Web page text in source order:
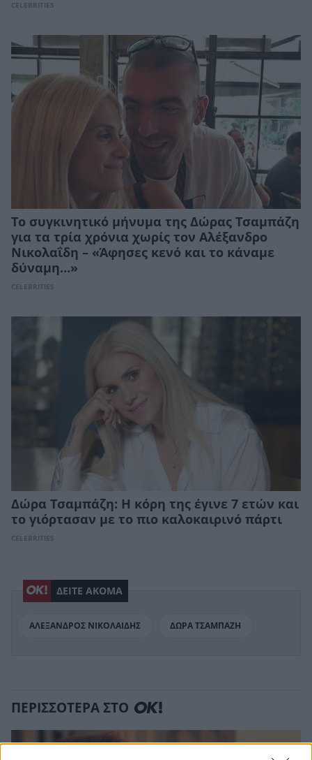
CELEBRITIES
Το συγκινητικό μήνυμα της Δώρας Τσαμπάζη
για τα τρία χρόνια χωρίς τον Αλέξανδρο
Νικολαΐδη – «Άφησες κενό και το κάναμε
δύναμη…»
CELEBRITIES
Δώρα Τσαμπάζη: Η κόρη της έγινε 7 ετών και
το γιόρτασαν με το πιο καλοκαιρινό πάρτι
CELEBRITIES
ΔΕΙΤΕ ΑΚΟΜΑ
ΑΛΕΞΑΝΔΡΟΣ ΝΙΚΟΛΑΙΔΗΣ ΔΩΡΑ ΤΣΑΜΠΑΖΗ
ΠΕΡΙΣΣΟΤΕΡΑ ΣΤΟ